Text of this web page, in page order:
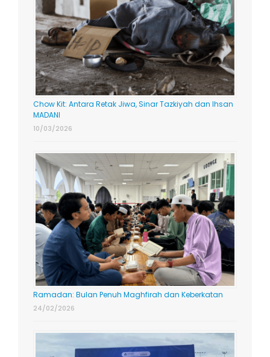
Chow Kit: Antara Retak Jiwa, Sinar Tazkiyah dan Ihsan
MADANI
10/03/2026
Ramadan: Bulan Penuh Maghfirah dan Keberkatan
24/02/2026